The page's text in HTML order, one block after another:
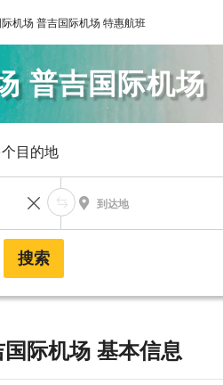
际机场 普吉国际机场 特惠航班
普吉国际机场
目的地
到达地
搜索
际机场 基本信息